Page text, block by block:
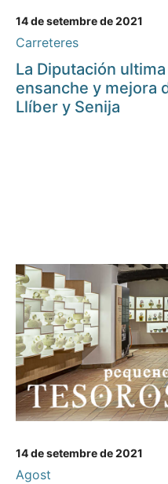
14 de setembre de 2021
Carreteres
La Diputación
ensanche y mejora
Llíber y Senija
14 de setembre de 2021
Agost